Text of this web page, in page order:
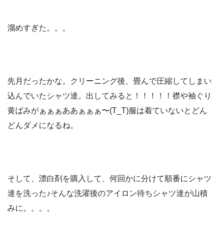
溜めすぎた。。。
先月だったかな。クリーニング後、畳んで圧縮してしまい
込んでいたシャツ達。出してみると！！！！！襟や袖ぐり
黄ばみがぁぁぁああぁぁぁ〜(T_T)服は着ていないとどん
どんダメになるね。
そして、漂白剤を購入して、何回かに分けて順番にシャツ
達を洗った♪そんな洗濯後のアイロン待ちシャツ達が山積
みに。。。。